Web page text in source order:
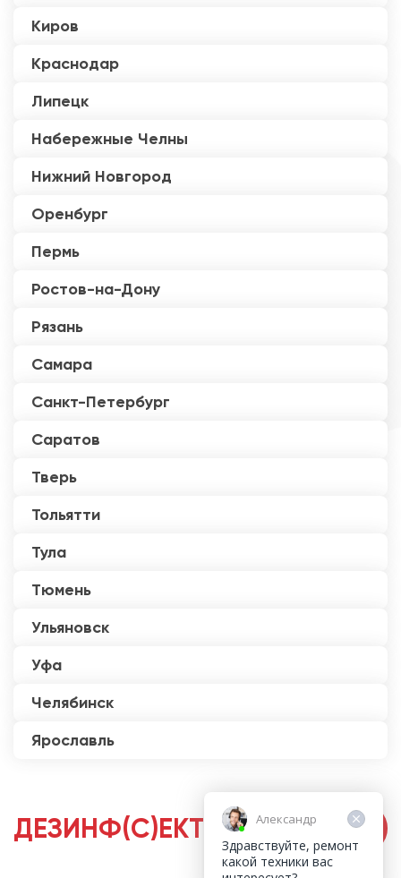
Киров
Краснодар
Липецк
Набережные Челны
Нижний Новгород
Оренбург
Пермь
Ростов-на-Дону
Рязань
Самара
Санкт-Петербург
Саратов
Тверь
Тольятти
Тула
Тюмень
Ульяновск
Уфа
Челябинск
Ярославль
ДЕЗИНФ(С)ЕКТОРЫАлександр
Здравствуйте, ремонт
какой техники вас